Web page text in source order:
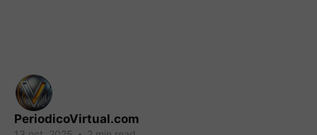
PeriodicoVirtual.com